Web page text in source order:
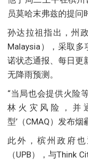
员莫哈末弗兹的提问
孙达拉祖指出，州
Malaysia），采取
诺状态通报、每日更
无降雨预测。
“当局也会提供火险
林火灾风险，并
型’（CMAQ）发布烟
此外，槟州政府
（UPB），与Think